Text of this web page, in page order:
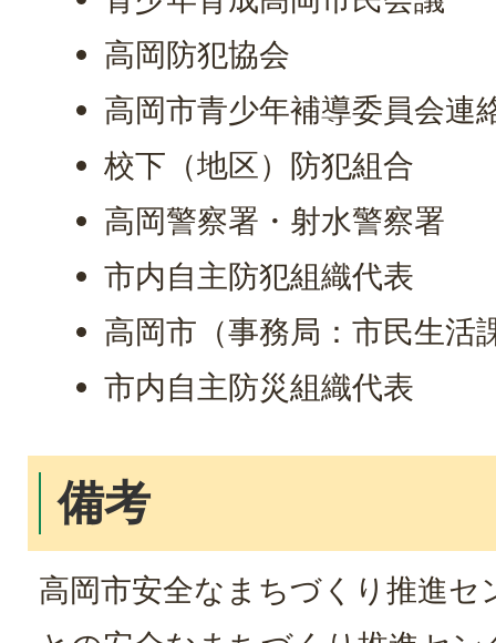
高岡防犯協会
高岡市青少年補導委員会連
校下（地区）防犯組合
高岡警察署・射水警察署
市内自主防犯組織代表
高岡市（事務局：市民生活
市内自主防災組織代表
備考
高岡市安全なまちづくり推進セ